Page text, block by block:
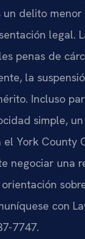
delito menor
legal.
penas de
la
Incluso
simple,
el York County
negociar una
con
7747.